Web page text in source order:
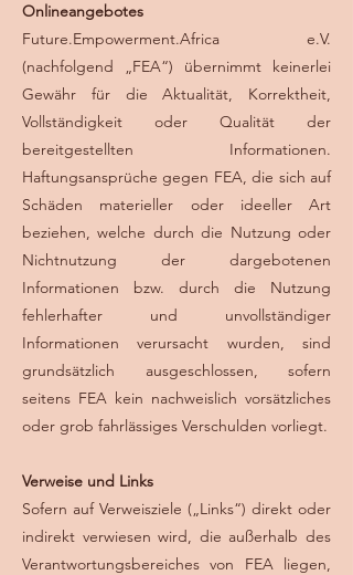
Onlineangebotes
Future.Empowerment.Africa e.V.
(nachfolgend „FEA“) übernimmt keinerlei
Gewähr für die Aktualität, Korrektheit,
Vollständigkeit oder Qualität der
bereitgestellten Informationen.
Haftungsansprüche gegen FEA, die sich auf
Schäden materieller oder ideeller Art
beziehen, welche durch die Nutzung oder
Nichtnutzung der dargebotenen
Informationen bzw. durch die Nutzung
fehlerhafter und unvollständiger
Informationen verursacht wurden, sind
grundsätzlich ausgeschlossen, sofern
seitens FEA kein nachweislich vorsätzliches
oder grob fahrlässiges Verschulden vorliegt.
Verweise und Links
Sofern auf Verweisziele („Links“) direkt oder
indirekt verwiesen wird, die außerhalb des
Verantwortungsbereiches von FEA liegen,